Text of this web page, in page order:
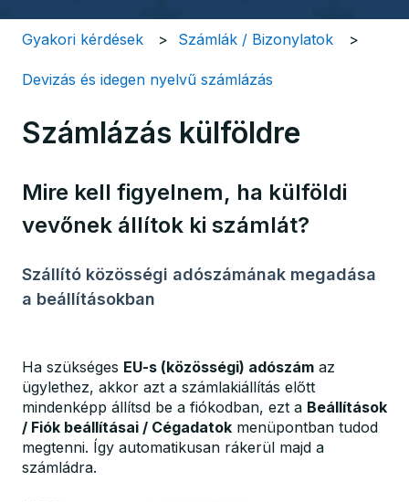
Gyakori kérdések Számlák / Bizonylatok
Devizás és idegen nyelvű számlázás
Számlázás külföldre
Mire kell figyelnem, ha külföldi
vevőnek állítok ki számlát?
Szállító közösségi adószámának megadása
a beállításokban
Ha szükséges EU-s (közösségi) adószám az
ügylethez, akkor azt a számlakiállítás előtt
mindenképp állítsd be a fiókodban, ezt a Beállítások
/ Fiók beállításai / Cégadatok menüpontban tudod
megtenni. Így automatikusan rákerül majd a
számládra.